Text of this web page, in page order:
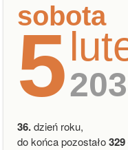
sobota
5
36.dzień roku,
do końca pozostało329